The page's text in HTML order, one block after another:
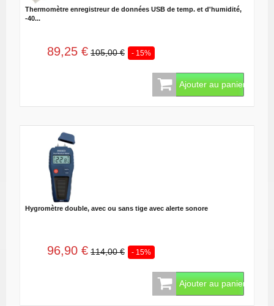
Thermomètre enregistreur de données USB de temp. et d'humidité,
-40...
89,25 € 105,00 € - 15%
Ajouter au panier
Hygromètre double, avec ou sans tige avec alerte sonore
96,90 € 114,00 € - 15%
Ajouter au panier